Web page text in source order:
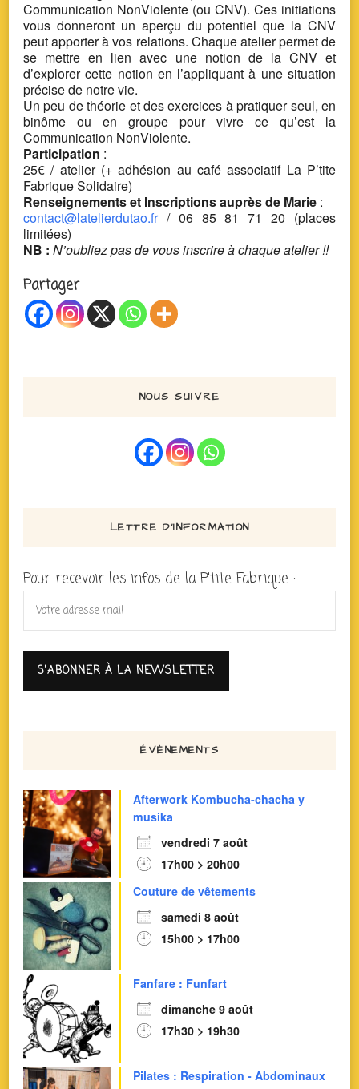
Communication NonViolente (ou CNV). Ces initiations
vous donneront un aperçu du potentiel que la CNV
peut apporter à vos relations. Chaque atelier permet de
se mettre en lien avec une notion de la CNV et
d’explorer cette notion en l’appliquant à une situation
précise de notre vie.
Un peu de théorie et des exercices à pratiquer seul, en
binôme ou en groupe pour vivre ce qu’est la
Communication NonViolente.
Participation :
25€ / atelier (+ adhésion au café associatif La P’tite
Fabrique Solidaire)
Renseignements et Inscriptions auprès de Marie :
contact@latelierdutao.fr/ 06 85 81 71 20 (places
limitées)
NB : N’oubliez pas de vous inscrire à chaque atelier !!
Partager
NOUS SUIVRE
LETTRE D’INFORMATION
Pour recevoir les infos de la P'tite Fabrique :
ÉVÈNEMENTS
Afterwork Kombucha-chacha y
musika
vendredi 7 août
17h00 > 20h00
Couture de vêtements
samedi 8 août
15h00 > 17h00
Fanfare : Funfart
dimanche 9 août
17h30 > 19h30
Pilates : Respiration - Abdominaux